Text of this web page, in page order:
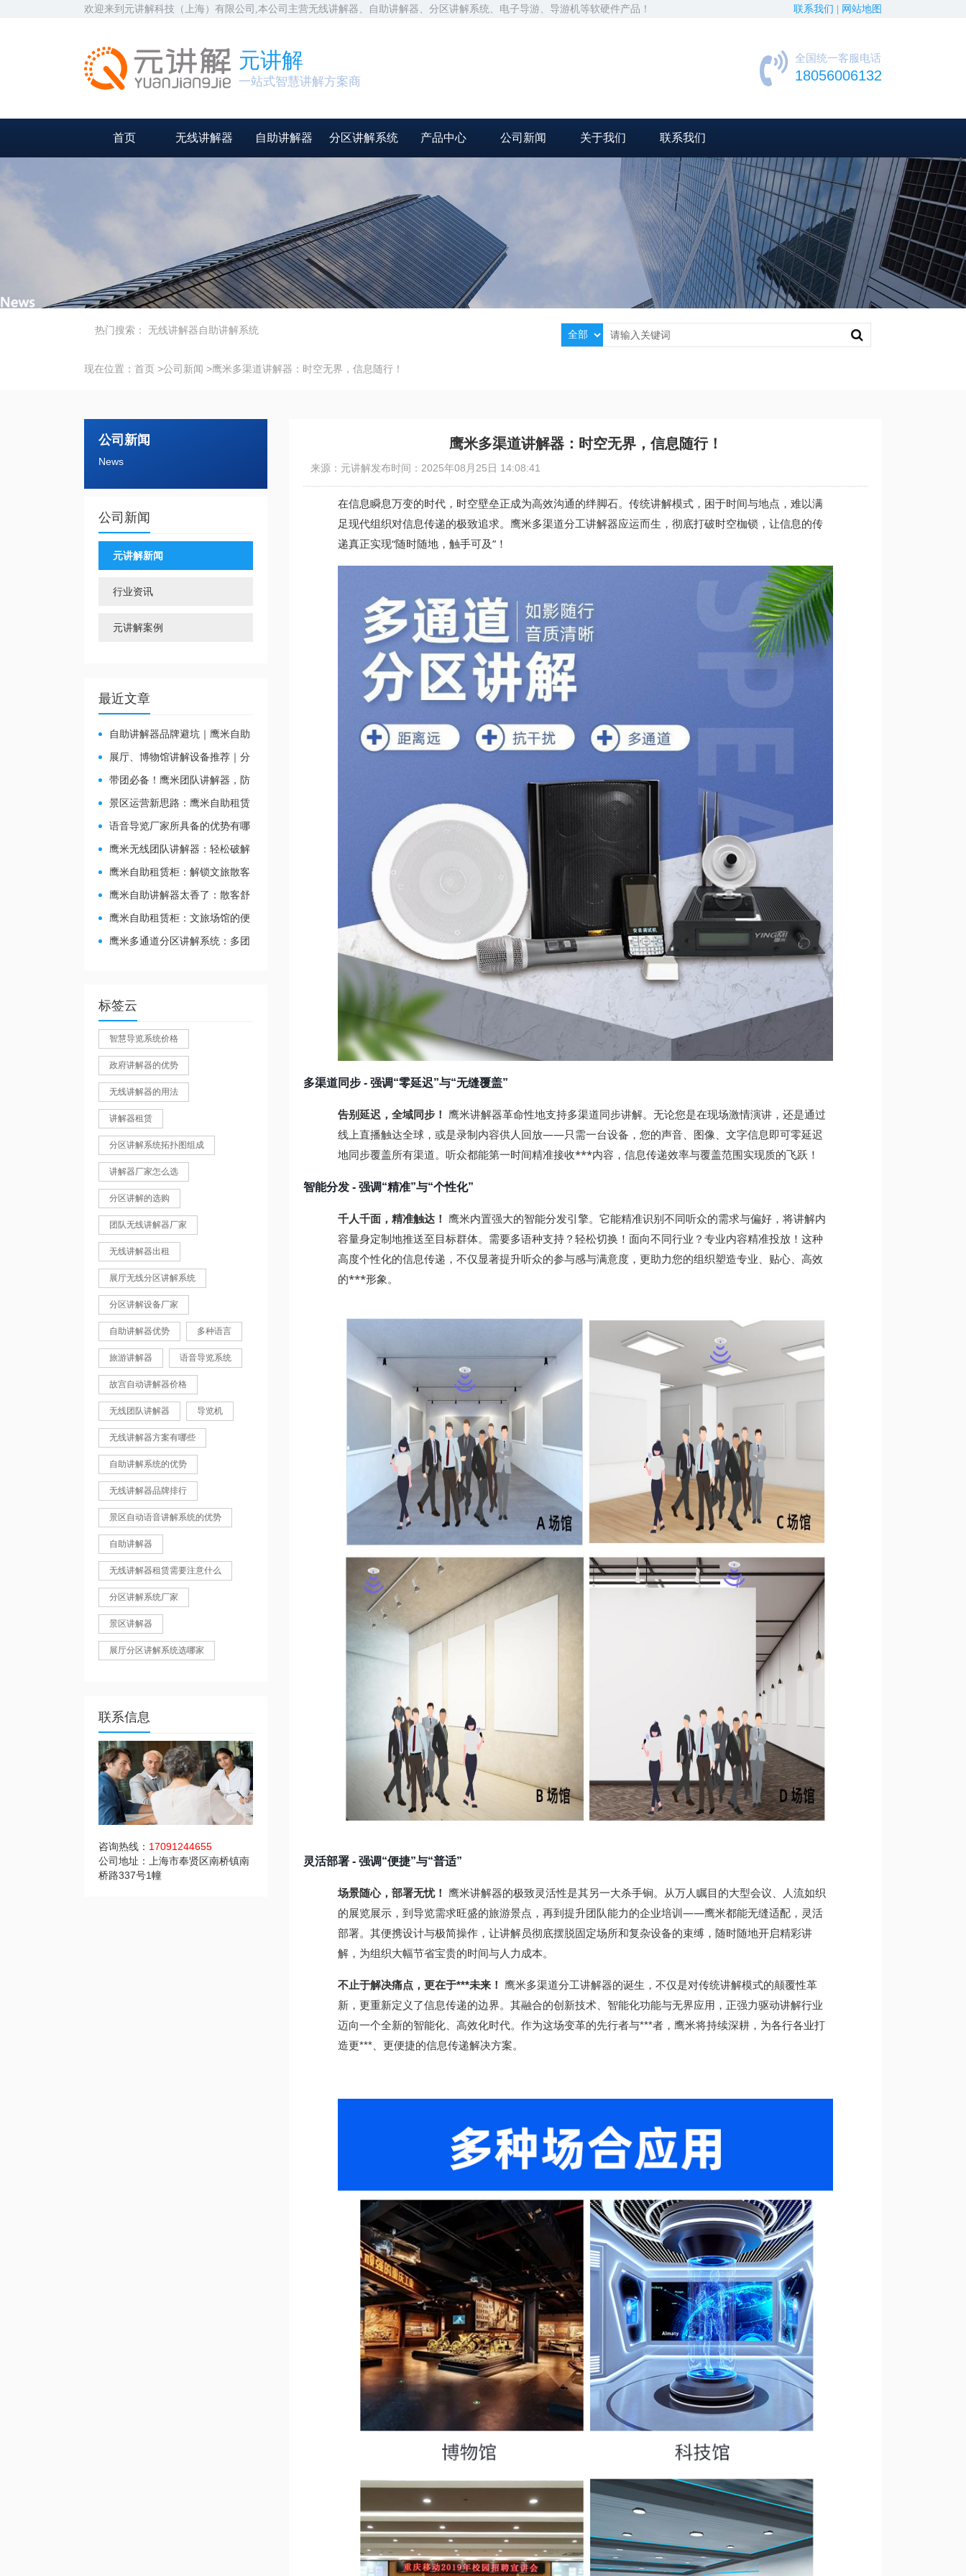
欢迎来到元讲解科技（上海）有限公司,本公司主营无线讲解器、自助讲解器、分区讲解系统、电子导游、导游机等软硬件产品！ 联系我们 | 网站地图
元讲解
一站式智慧讲解方案商
全国统一客服电话
18056006132
首页 无线讲解器 自助讲解器 分区讲解系统 产品中心 公司新闻 关于我们 联系我们
热门搜索： 无线讲解器自助讲解系统
现在位置： 首页 >公司新闻 >鹰米多渠道讲解器：时空无界，信息随行！
公司新闻
News
公司新闻
元讲解新闻
行业资讯
元讲解案例
最近文章
自助讲解器品牌避坑｜鹰米自助
讲解器，实测好用不踩雷
展厅、博物馆讲解设备推荐｜分
区讲解系统，解决多团队接待核心
痛点
带团必备！鹰米团队讲解器，防
串音 + 易管理双在线
景区运营新思路：鹰米自助租赁
柜，不只是省了点人工费
​语音导览厂家所具备的优势有哪
些？
鹰米无线团队讲解器：轻松破解
大团队沟通难题
鹰米自助租赁柜：解锁文旅散客
服务新方式，省心又高效
鹰米自助讲解器太香了：散客舒
心，我们运营也减负
鹰米自助租赁柜：文旅场馆的便
民与减负神器
鹰米多通道分区讲解系统：多团
标签云
智慧导览系统价格
政府讲解器的优势
无线讲解器的用法
讲解器租赁
分区讲解系统拓扑图组成
讲解器厂家怎么选
分区讲解的选购
团队无线讲解器厂家
无线讲解器出租
展厅无线分区讲解系统
分区讲解设备厂家
自助讲解器优势 多种语言
旅游讲解器 语音导览系统
故宫自动讲解器价格
无线团队讲解器 导览机
无线讲解器方案有哪些
自助讲解系统的优势
无线讲解器品牌排行
景区自动语音讲解系统的优势
自助讲解器
无线讲解器租赁需要注意什么
分区讲解系统厂家
景区讲解器
展厅分区讲解系统选哪家
联系信息
咨询热线： 17091244655
公司地址：上海市奉贤区南桥镇南
桥路337号1幢
鹰米多渠道讲解器：时空无界，信息随行！
来源：元讲解发布时间：2025年08月25日 14:08:41
在信息瞬息万变的时代，时空壁垒正成为高效沟通的绊脚石。传统讲解模式，困于时间与地点，难以满
足现代组织对信息传递的极致追求。 鹰米多渠道分工讲解器应运而生，彻底打破时空枷锁，让信息的传
递真正实现“随时随地，触手可及”！
多渠道同步 - 强调“零延迟”与“无缝覆盖”
告别延迟，全域同步！ 鹰米讲解器革命性地支持多渠道同步讲解。无论您是在现场激情演讲，还是通过
线上直播触达全球，或是录制内容供人回放——只需一台设备，您的声音、图像、文字信息即可零延迟
地同步覆盖所有渠道。听众都能第一时间精准接收***内容，信息传递效率与覆盖范围实现质的飞跃 ！
智能分发 - 强调“精准”与“个性化”
千人千面，精准触达！ 鹰米内置强大的智能分发引擎。它能精准识别不同听众的需求与偏好，将讲解内
容量身定制地推送至目标群体。需要多语种支持？轻松切换！面向不同行业？专业内容精准投放！这种
高度个性化的信息传递，不仅 显著提升听众的参与感与满意度，更助力您的组织塑造专业、贴心、高效
的***形象。
灵活部署 - 强调“便捷”与“普适”
场景随心，部署无忧！ 鹰米讲解器的极致灵活性是其另一大杀手锏。从万人瞩目的大型会议、人流如织
的展览展示 ，到导览需求旺盛的旅游景点 ，再到提升团队能力的企业培训——鹰米都能无缝适配 ，灵活
部署。其便携设计与极简操作 ，让讲解员彻底摆脱固定场所和复杂设备的束缚， 随时随地开启精彩讲
解，为组织大幅节省宝贵的时间与人力成本。
不止于解决痛点，更在于***未来！
鹰米多渠道分工讲解器的诞生，不仅是对传统讲解模式的颠覆性革
新，更重新定义 了信息传递的边界。其融合的创新技术、智能化功能与无界应用，正强力驱动讲解行业
迈向一个全新的智能化、高效化时代。作为这场变革的先行者与***者 ，鹰米将持续深耕，为各行各业打
造更***、更便捷的信息传递解决方案。